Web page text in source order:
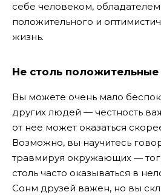
себе человеком,
положительного и
жизнь.
Не столь положительные
Вы можете очень мало
других людей — честность
от нее может оказаться
Возможно, вы научитесь
травмируя окружающих —
столь часто оказываться в
Сонм друзей важен, но вы